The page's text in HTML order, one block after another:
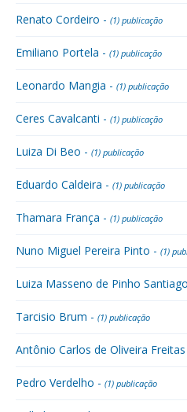
Renato Cordeiro - (1) publicação
Emiliano Portela - (1) publicação
Leonardo Mangia - (1) publicação
Ceres Cavalcanti - (1) publicação
Luiza Di Beo - (1) publicação
Eduardo Caldeira - (1) publicação
Thamara França - (1) publicação
Nuno Miguel Pereira Pinto - (1)
Luiza Masseno de Pinho
Tarcisio Brum - (1) publicação
Antônio Carlos de Oliveira
Pedro Verdelho - (1) publicação